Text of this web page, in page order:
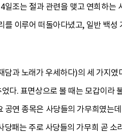
조는 절과 관련을 맺고 연희하는
이루어 떠돌아다녔고, 일반 백성
과 노래가 우세하다)의 세 가지였
다. 표면상으로 볼 때는 모갑이라
연 종목은 사당들의 가무희였는
패는 주로 사당들의 가무희 곧 소